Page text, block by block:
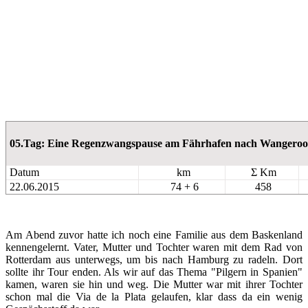
05.Tag: Eine Regenzwangspause am Fährhafen nach
Datum km
Σ Km
22.06.2015
74 + 6 458
Am Abend zuvor hatte ich noch eine Familie aus dem Baskenland
kennengelernt. Vater, Mutter und Tochter waren mit dem Rad von
Rotterdam aus unterwegs, um bis nach Hamburg zu radeln. Dort
sollte ihr Tour enden. Als wir auf das Thema "Pilgern in Spanien"
kamen, waren sie hin und weg. Die Mutter war mit ihrer Tochter
schon mal die Via de la Plata gelaufen, klar dass da ein wenig